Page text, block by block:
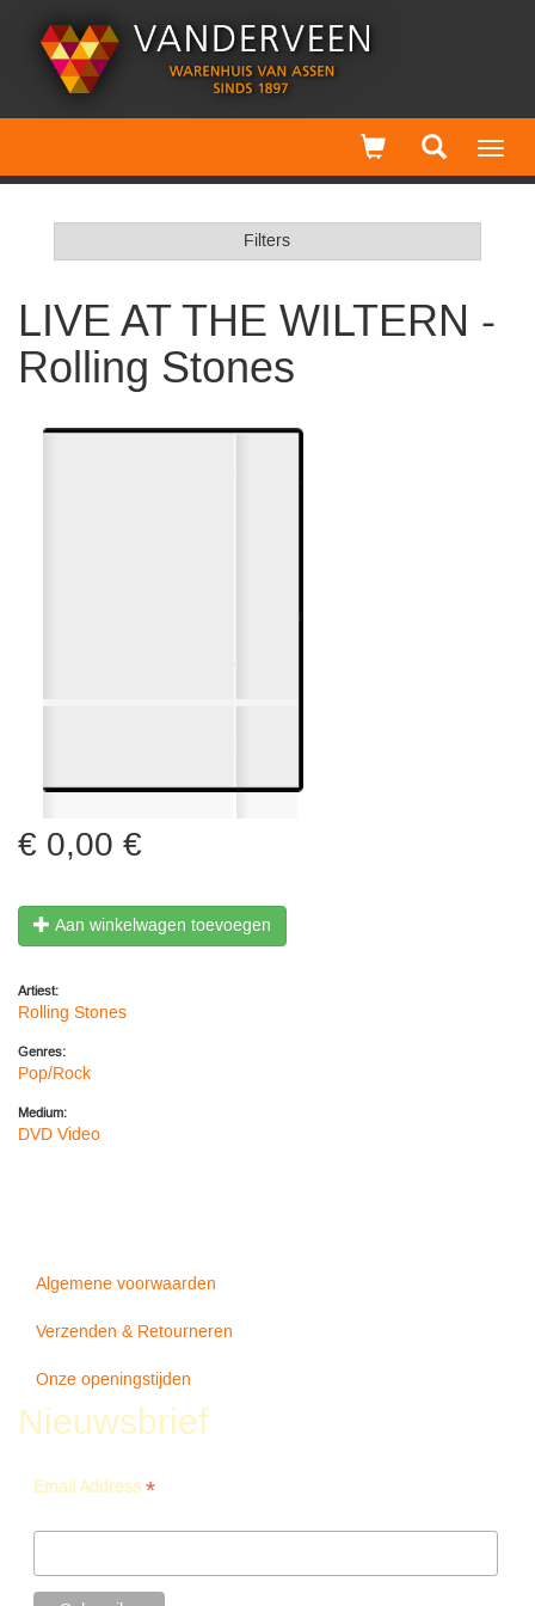
Filters
LIVE AT THE WILTERN -
Rolling Stones
0,00 €
Aan winkelwagen toevoegen
Artiest:
Rolling Stones
Genres:
Pop/Rock
Medium:
DVD Video
Algemene voorwaarden
Verzenden & Retourneren
Onze openingstijden
Nieuwsbrief
Email Address *